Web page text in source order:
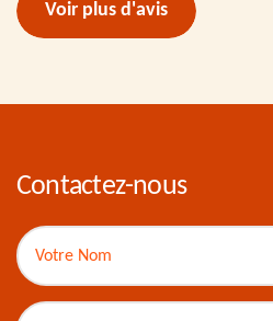
Voir plus d'avis
Contactez-nous